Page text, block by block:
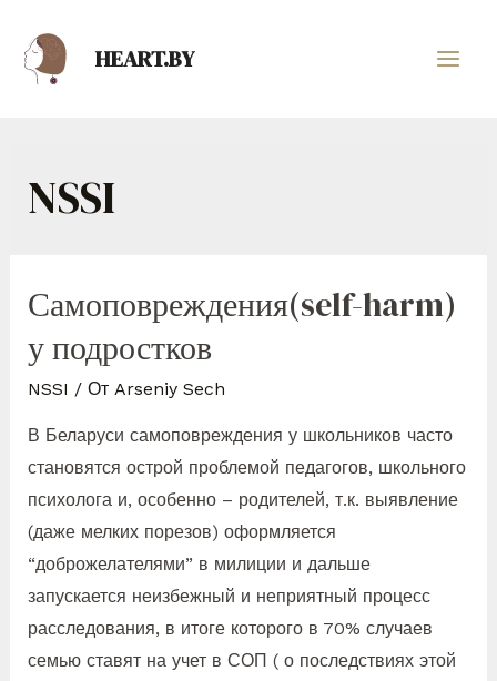
HEART.BY
NSSI
Самоповреждения(self-harm)
у подростков
NSSI / От Arseniy Sech
В Беларуси самоповреждения у школьников часто
становятся острой проблемой педагогов, школьного
психолога и, особенно – родителей, т.к. выявление
(даже мелких порезов) оформляется
“доброжелателями” в милиции и дальше
запускается неизбежный и неприятный процесс
расследования, в итоге которого в 70% случаев
семью ставят на учет в СОП ( о последствиях этой